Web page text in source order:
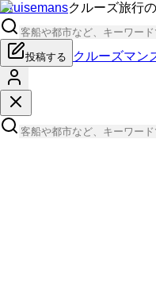
Cruisemansクルーズ旅行
投稿する クルーズマン